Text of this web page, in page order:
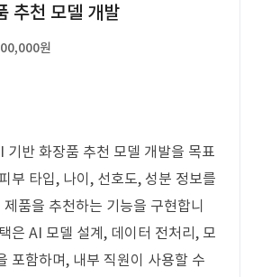
추천 모델 개발
원
기반 화장품 추천 모델 개발을 목표
부 타입, 나이, 선호도, 성분 정보를
품을 추천하는 기능을 구현합니
은 AI 모델 설계, 데이터 전처리, 모
포함하며, 내부 직원이 사용할 수